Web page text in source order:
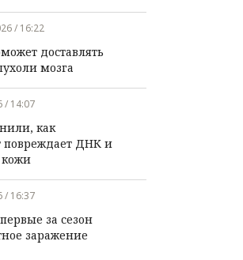
/ 16:22
доставлять
мозга
/ 14:07
как
повреждает ДНК и
кожи
/ 16:37
за сезон
заражение